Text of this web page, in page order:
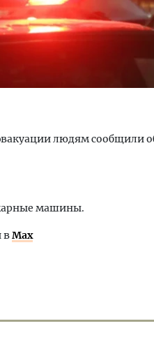
людям сообщили
машины.
вMax
Ищем новые берега.
СТРОИТЕЛЬСТВО